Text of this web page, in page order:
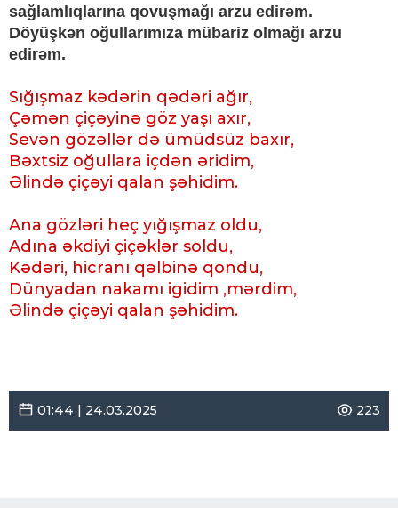
sağlamlıqlarına qovuşmağı arzu edirəm.
Döyüşkən oğullarımıza mübariz olmağı arzu
edirəm.
Sığışmaz kədərin qədəri ağır,
Çəmən çiçəyinə göz yaşı axır,
Sevən gözəllər də ümüdsüz baxır,
Bəxtsiz oğullara içdən əridim,
Əlində çiçəyi qalan şəhidim.
Ana gözləri heç yığışmaz oldu,
Adına əkdiyi çiçəklər soldu,
Kədəri, hicranı qəlbinə qondu,
Dünyadan nakamı igidim ,mərdim,
Əlində çiçəyi qalan şəhidim.
01:44 | 24.03.2025 223